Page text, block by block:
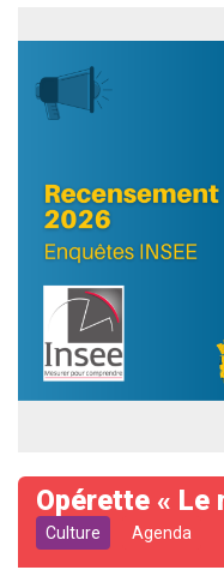
Opérette « Le
Culture Agenda